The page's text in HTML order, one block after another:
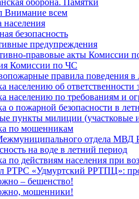
оборона. Памятки
Внимание всем
населения
безопасность
предупреждения
правовые акты Комиссии
Комиссии по ЧС
правила поведения в
населению об ответственности
населению по требованиям и
о пожарной безопасности в
пункты милиции (участковые
по мошенникам
отдела МВД
на воде в летний период
по действиям населения при
РТРС «Удмуртский РРТПЦ»:
– бешенство!
мошенники!